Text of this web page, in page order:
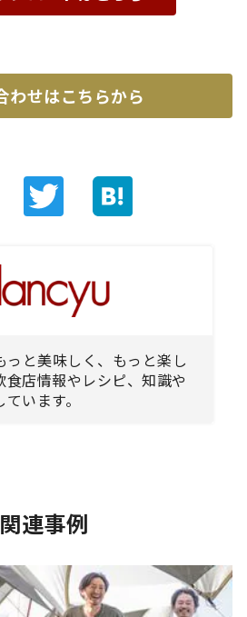
わせはこちらから
っと美味しく、もっと楽し
食店情報やレシピ、知識や
います。
関連事例